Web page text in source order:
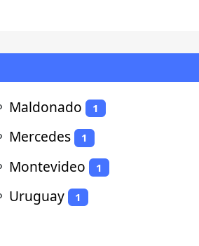
Maldonado 1
Mercedes 1
Montevideo 1
Uruguay 1